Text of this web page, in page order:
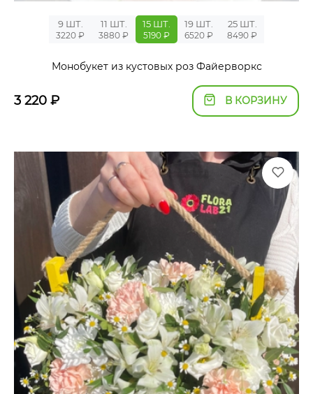
9 ШТ.
3220 ₽
11 ШТ.
3880 ₽
15 ШТ.
5190 ₽
19 ШТ.
6520 ₽
25 ШТ.
8490 ₽
Монобукет из кустовых роз Файерворкс
3 220 ₽ В КОРЗИНУ